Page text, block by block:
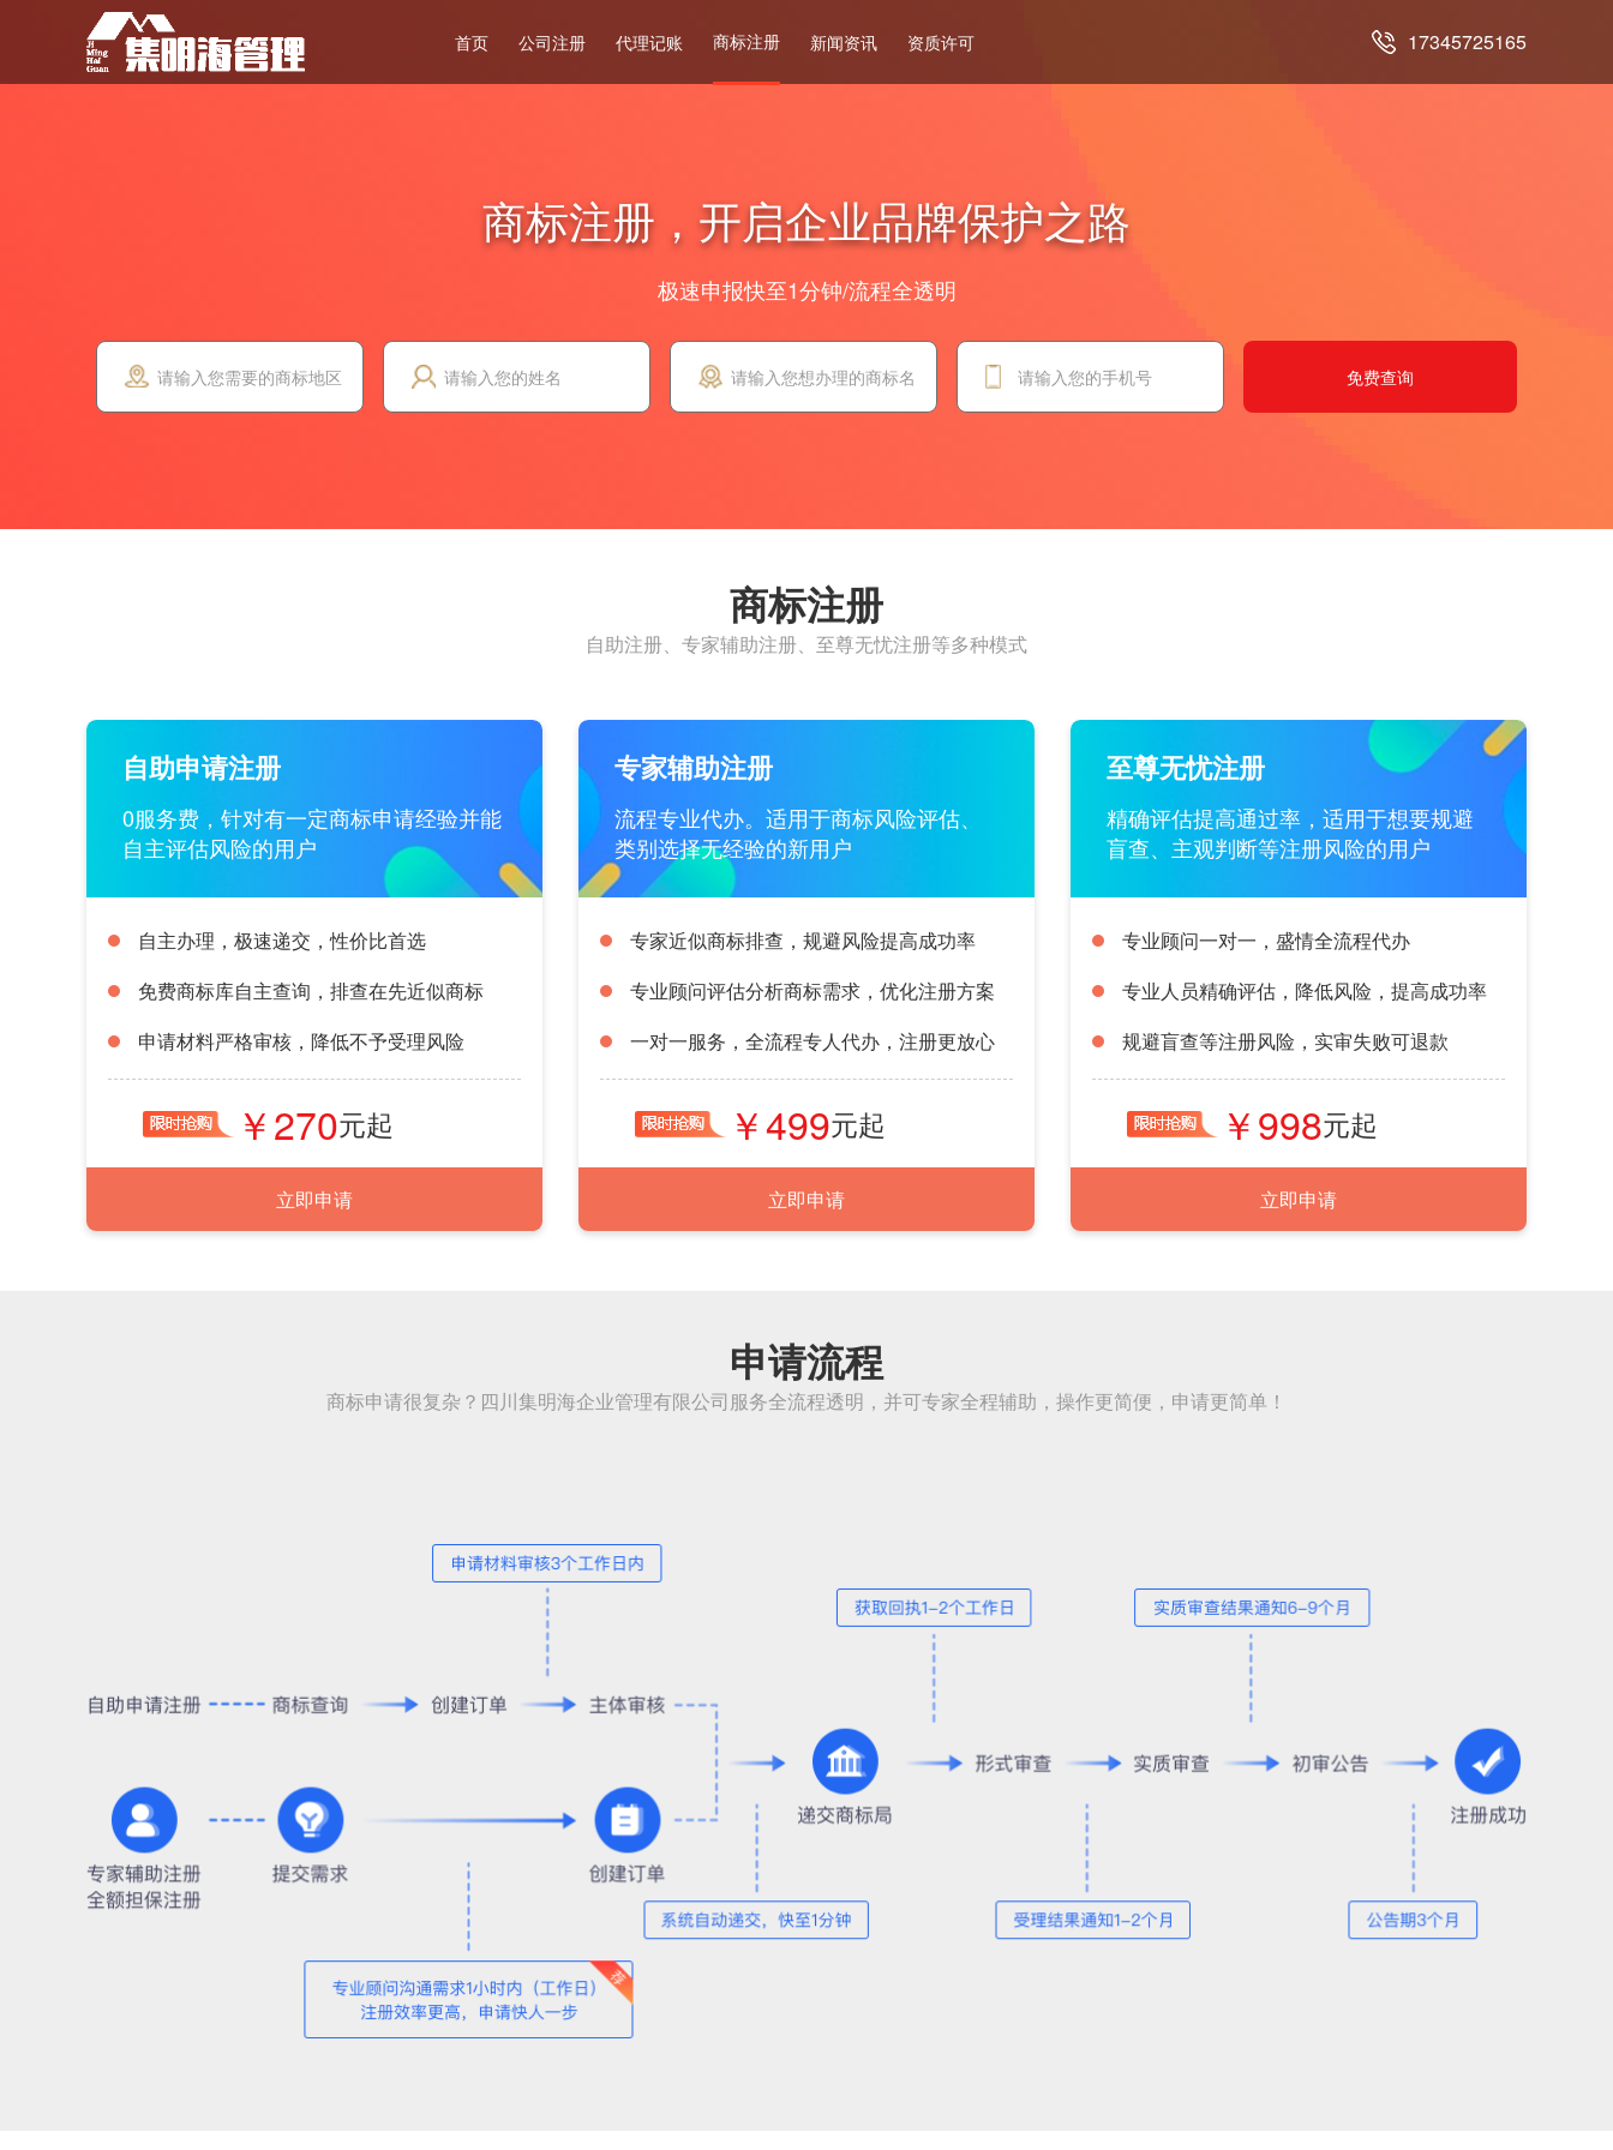
首页 公司注册 代理记账 商标注册 新闻资讯 资质许可 17345725165
商标注册，开启企业品牌保护之路
极速申报快至1分钟/流程全透明
免费查询
商标注册
自助注册、专家辅助注册、至尊无忧注册等多种模式
自助申请注册
0服务费，针对有一定商标申请经验并能
自主评估风险的用户
自主办理，极速递交，性价比首选
免费商标库自主查询，排查在先近似商标
申请材料严格审核，降低不予受理风险
270
立即申请
专家辅助注册
流程专业代办。适用于商标风险评估、
类别选择无经验的新用户
专家近似商标排查，规避风险提高成功率
专业顾问评估分析商标需求，优化注册方案
一对一服务，全流程专人代办，注册更放心
499
立即申请
至尊无忧注册
精确评估提高通过率，适用于想要规避
盲查、主观判断等注册风险的用户
专业顾问一对一，盛情全流程代办
专业人员精确评估，降低风险，提高成功率
规避盲查等注册风险，实审失败可退款
998
立即申请
申请流程
商标申请很复杂？四川集明海企业管理有限公司服务全流程透明，并可专家全程辅助，操作更简便，申请更简单！